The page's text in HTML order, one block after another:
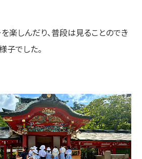
楽しんだり、普段は見ることのでき
子でした。